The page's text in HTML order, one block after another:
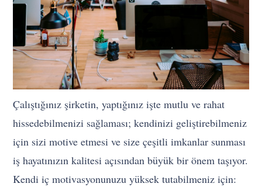
Çalıştığınız şirketin, yaptığınız işte mutlu ve rahat
hissedebilmenizi sağlaması; kendinizi geliştirebilmeniz
için sizi motive etmesi ve size çeşitli imkanlar sunması
iş hayatınızın kalitesi açısından büyük bir önem taşıyor.
Kendi iç motivasyonunuzu yüksek tutabilmeniz için: